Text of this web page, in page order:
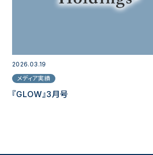
2026.03.19
メディア実績
『GLOW』3月号